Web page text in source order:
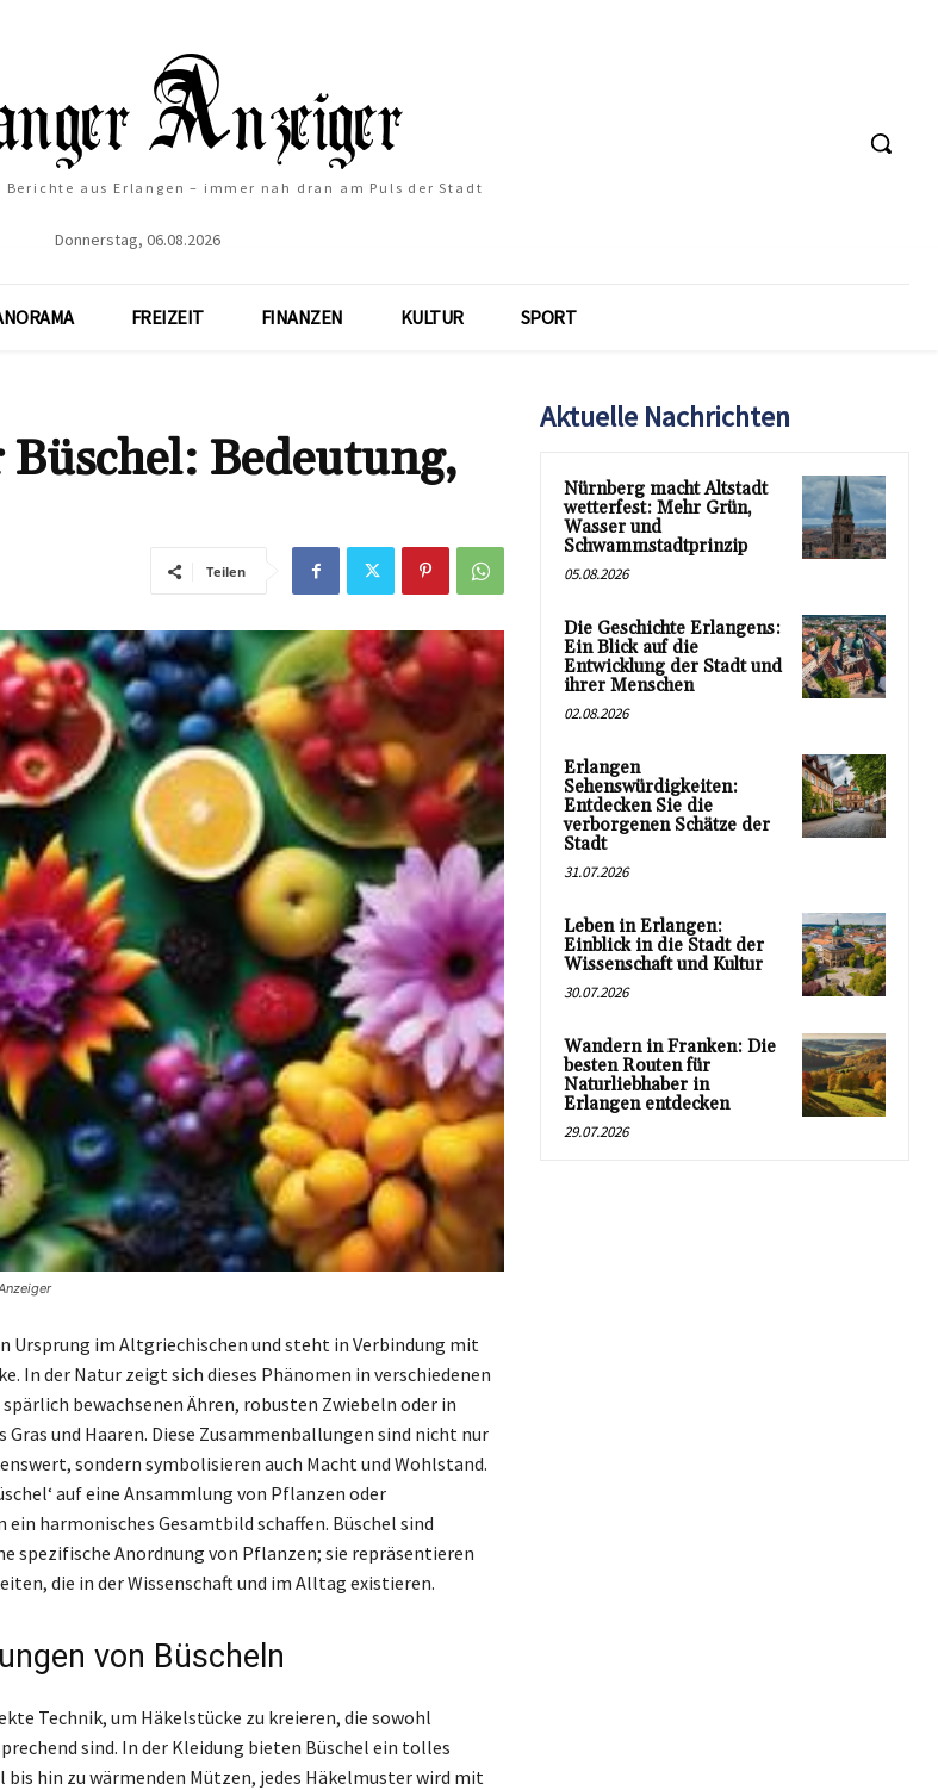
aus Erlangen – immer nah dran am Puls der Stadt
Donnerstag, 06.08.2026
FREIZEIT FINANZEN KULTUR SPORT
Bedeutung,
Teilen
Ursprung im Altgriechischen und steht in Verbindung mit
In der Natur zeigt sich dieses Phänomen in verschiedenen
bewachsenen Ähren, robusten Zwiebeln oder in
und Haaren. Diese Zusammenballungen sind nicht nur
sondern symbolisieren auch Macht und Wohlstand.
auf eine Ansammlung von Pflanzen oder
harmonisches Gesamtbild schaffen. Büschel sind
spezifische Anordnung von Pflanzen; sie repräsentieren
die in der Wissenschaft und im Alltag existieren.
von Büscheln
Technik, um Häkelstücke zu kreieren, die sowohl
sind. In der Kleidung bieten Büschel ein tolles
bis hin zu wärmenden Mützen, jedes Häkelmuster wird mit
Aktuelle Nachrichten
Nürnberg macht Altstadt
wetterfest: Mehr Grün,
Wasser und
Schwammstadtprinzip
05.08.2026
Die Geschichte Erlangens:
Ein Blick auf die
Entwicklung der Stadt und
ihrer Menschen
02.08.2026
Erlangen
Sehenswürdigkeiten:
Entdecken Sie die
verborgenen Schätze der
Stadt
31.07.2026
Leben in Erlangen:
Einblick in die Stadt der
Wissenschaft und Kultur
30.07.2026
Wandern in Franken: Die
besten Routen für
Naturliebhaber in
Erlangen entdecken
29.07.2026